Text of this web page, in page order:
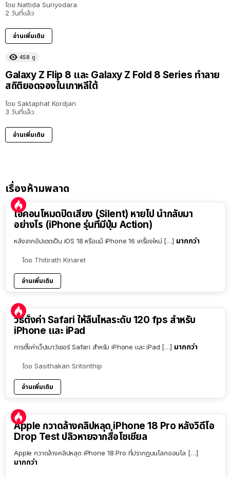
โดย Nattida Suriyodara
2 วันที่แล้ว
อ่านเพิ่มเติม
458 ดู
Galaxy Z Flip 8 และ Galaxy Z Fold 8 Series ทำลาย
สถิติยอดจองในเกาหลีใต้
โดย Saktaphat Kordjan
3 วันที่แล้ว
อ่านเพิ่มเติม
เรื่องห้ามพลาด
ไอคอนโหมดปิดเสียง (Silent) หายไป นำกลับมา
อย่างไร (iPhone รุ่นที่มีปุ่ม Action)
หลังจากอัปเดตเป็น iOS 18 หรือแม้ iPhone 16 เครื่องใหม่ […] มากกว่า
โดย Thitirath Kinaret
อ่านเพิ่มเติม
วิธีตั้งค่า Safari ให้ลื่นไหลระดับ 120 fps สำหรับ
iPhone และ iPad
การตั้งค่าเว็ปเบาว์เซอร์ Safari สำหรับ iPhone และ iPad […] มากกว่า
โดย Sasithakan Sritonthip
อ่านเพิ่มเติม
Apple กวาดล้างคลิปหลุด iPhone 18 Pro หลังวิดีโอ
Drop Test ปลิวหายจากสื่อโซเชียล
Apple กวาดล้างคลิปหลุด iPhone 18 Pro ที่ปรากฏบนโลกออนไล […]
มากกว่า